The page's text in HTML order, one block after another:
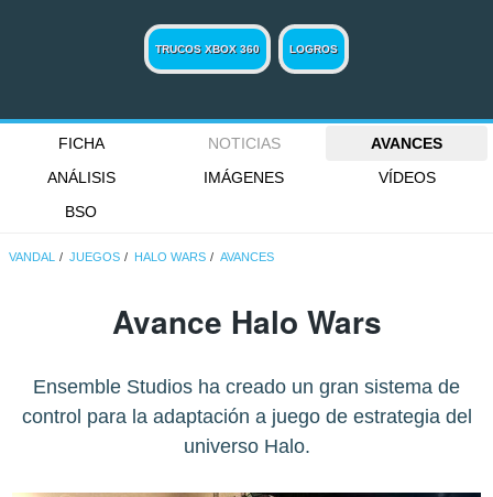
TRUCOS XBOX 360 LOGROS
FICHA NOTICIAS
AVANCES
ANÁLISIS
IMÁGENES
VÍDEOS
BSO
VANDAL JUEGOS HALO WARS AVANCES
Avance Halo Wars
Ensemble Studios ha creado un gran sistema de
control para la adaptación a juego de estrategia del
universo Halo.